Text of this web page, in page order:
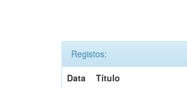
Registos:
Data
Título